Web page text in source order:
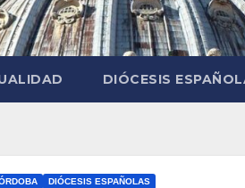
DIÓCESIS
DIÓCESIS ESPAÑOLAS